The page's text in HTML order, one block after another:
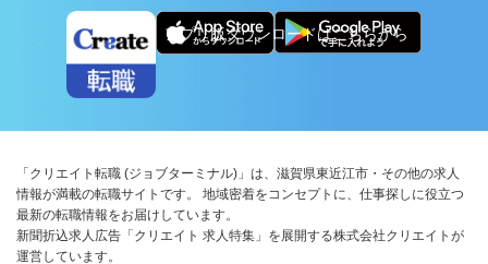
アプリ版ダウンロードはこちらから
「クリエイト転職 (ジョブターミナル)」は、滋賀県東近江市・その他の求人
情報が満載の転職サイトです。 地域密着をコンセプトに、仕事探しに役立つ
最新の転職情報をお届けしています。
新聞折込求人広告「クリエイト 求人特集」を展開する株式会社クリエイトが
運営しています。